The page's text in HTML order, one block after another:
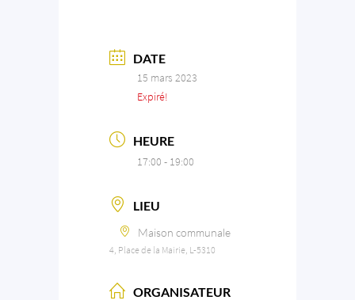
DATE
15 mars 2023
Expiré!
HEURE
17:00 - 19:00
LIEU
Maison communale
4, Place de la Mairie, L-5310
ORGANISATEUR